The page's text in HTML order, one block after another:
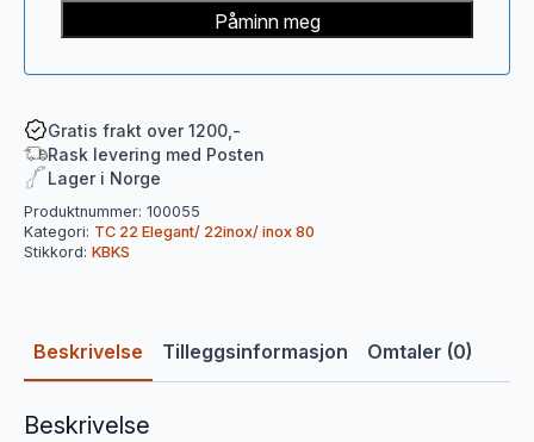
Påminn meg
Gratis frakt over 1200,-
Rask levering med Posten
Lager i Norge
Produktnummer: 100055
Kategori: TC 22 Elegant/ 22inox/ inox 80
Stikkord: KBKS
Beskrivelse Tilleggsinformasjon Omtaler (0)
Beskrivelse